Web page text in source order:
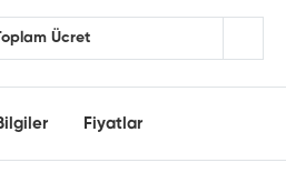
Ücret
Fiyatlar